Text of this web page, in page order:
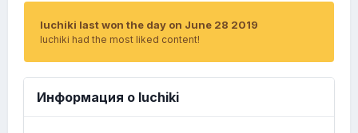
luchiki last won the day on June 28 2019
luchiki had the most liked content!
Информация о luchiki